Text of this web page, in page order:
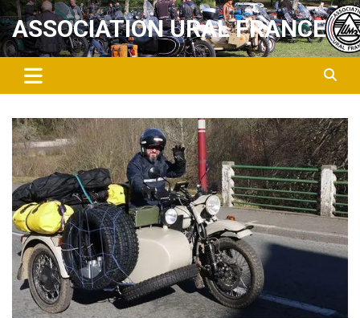
Aller
au
contenu
ASSOCIATION URAL FRANCE